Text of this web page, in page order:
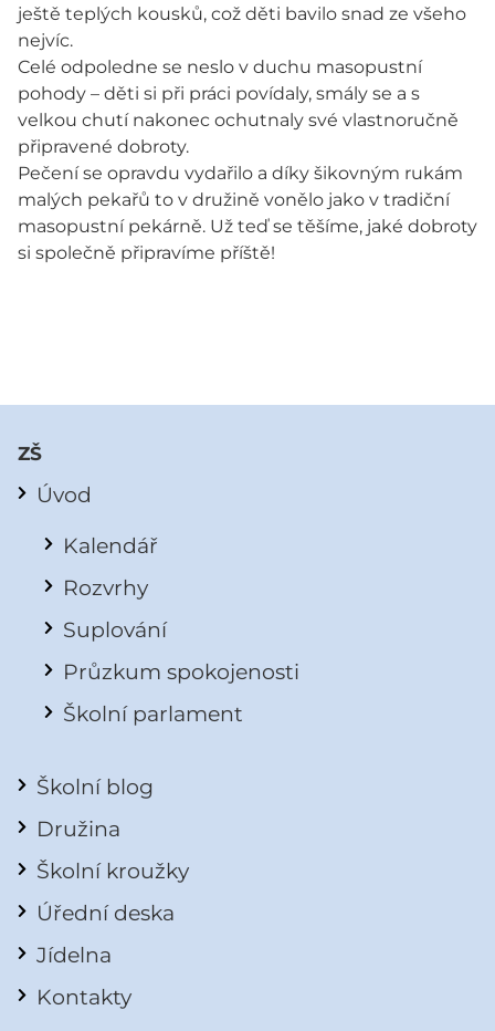
ještě teplých kousků, což děti bavilo snad ze všeho
nejvíc.
Celé odpoledne se neslo v duchu masopustní
pohody – děti si při práci povídaly, smály se a s
velkou chutí nakonec ochutnaly své vlastnoručně
připravené dobroty.
Pečení se opravdu vydařilo a díky šikovným rukám
malých pekařů to v družině vonělo jako v tradiční
masopustní pekárně. Už teď se těšíme, jaké dobroty
si společně připravíme příště!
ZŠ
Úvod
Kalendář
Rozvrhy
Suplování
Průzkum spokojenosti
Školní parlament
Školní blog
Družina
Školní kroužky
Úřední deska
Jídelna
Kontakty